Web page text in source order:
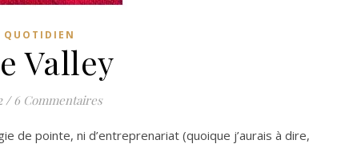
QUOTIDIEN
Valley
/ 6 Commentaires
de pointe, ni d’entreprenariat (quoique j’aurais à dire,